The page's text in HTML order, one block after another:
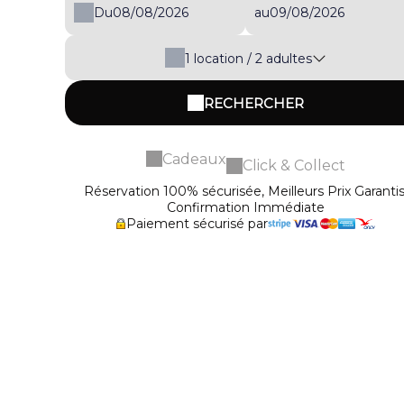
Du au
1 location / 2 adultes
RECHERCHER
Cadeaux Click & Collect
Réservation 100% sécurisée, Meilleurs Prix
Confirmation Immédiate
Paiement sécurisé par